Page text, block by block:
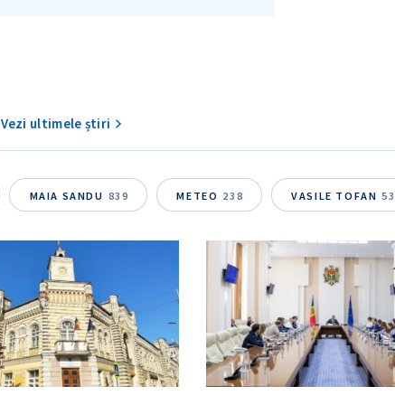
Vezi ultimele știri
MAIA SANDU 839 METEO 238 VASILE TOFAN 53